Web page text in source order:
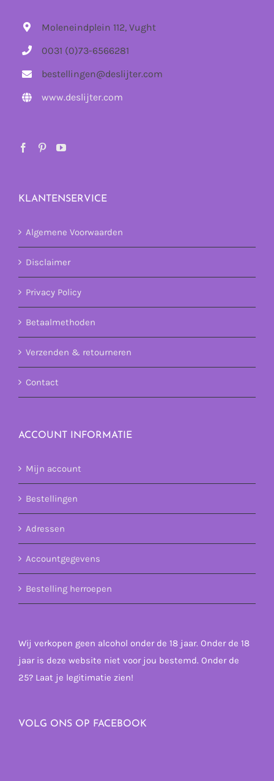
Moleneindplein 112, Vught
0031 (0)73-6566281
bestellingen@deslijter.com
www.deslijter.com
KLANTENSERVICE
Algemene Voorwaarden
Disclaimer
Privacy Policy
Betaalmethoden
Verzenden & retourneren
Contact
ACCOUNT INFORMATIE
Mijn account
Bestellingen
Adressen
Accountgegevens
Bestelling herroepen
Wij verkopen geen alcohol onder de 18 jaar. Onder de 18
jaar is deze website niet voor jou bestemd. Onder de
25? Laat je legitimatie zien!
VOLG ONS OP FACEBOOK